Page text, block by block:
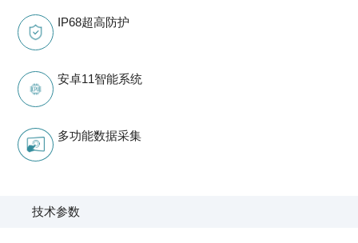
IP68超高防护
安卓11智能系统
多功能数据采集
技术参数